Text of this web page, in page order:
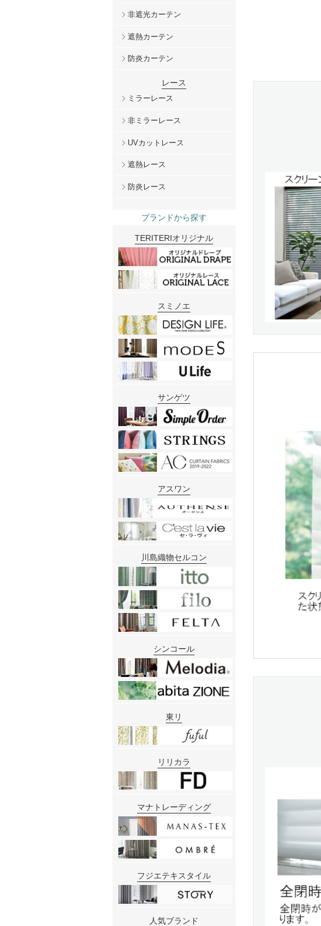
非遮光カーテン
遮熱カーテン
防炎カーテン
レース
ミラーレース
非ミラーレース
UVカットレース
遮熱レース
防炎レース
ブランドから探す
TERITERIオリジナル
スミノエ
サンゲツ
アスワン
川島織物セルコン
シンコール
東リ
リリカラ
マナトレーディング
フジエテキスタイル
人気ブランド